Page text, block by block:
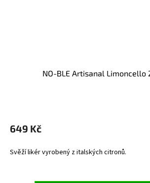
NO-BLE Artisanal Limoncello
649 Kč
Svěží likér vyrobený z italských citronů.